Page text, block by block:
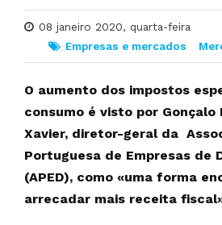
08 janeiro 2020, quarta-feira
Empresas e mercados
O aumento dos impostos
consumo é visto por Gonçalo
Xavier, diretor-geral da
Portuguesa de Empresas de
(APED), como «uma forma
arrecadar mais receita